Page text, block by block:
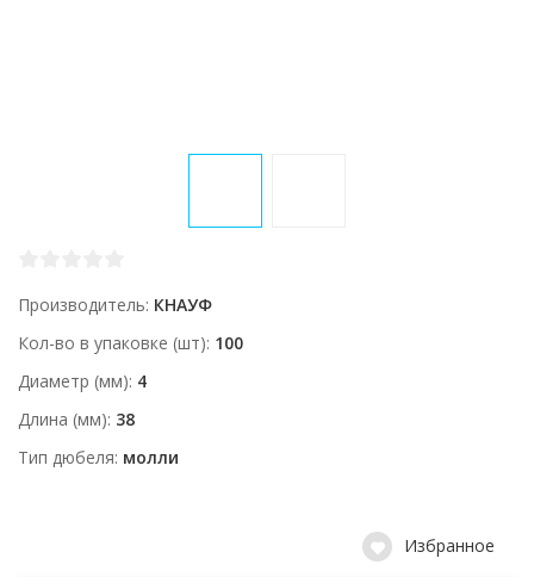
Производитель КНАУФ
Кол-во в упаковке (шт) 100
Диаметр (мм) 4
Длина (мм) 38
Тип дюбеля молли
Избранное